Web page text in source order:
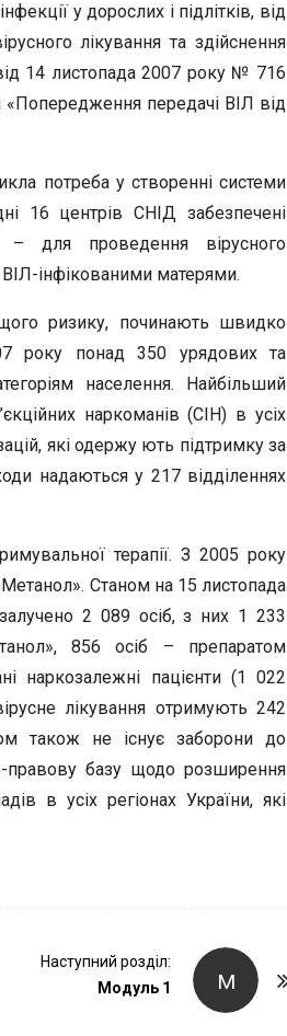
у дорослих і підлітків, від
лікування та здійснення
14 листопада 2007 року № 716
передачі ВІЛ від
потреба у створенні системи
16 центрів СНІД забезпечені
– для проведення вірусного
інфікованими матерями.
ризику, починають швидко
року понад 350 урядових та
населення. Найбільший
наркоманів (СІН) в усіх
які одержу ють підтримку за
надаються у 217 відділеннях
терапії. З 2005 року
Станом на 15 листопада
2 089 осіб, з них 1 233
856 осіб – препаратом
наркозалежні пацієнти (1 022
лікування отримують 242
також не існує заборони до
правову базу щодо розширення
в усіх регіонах України, які
М
Наступний розділ:
Модуль 1